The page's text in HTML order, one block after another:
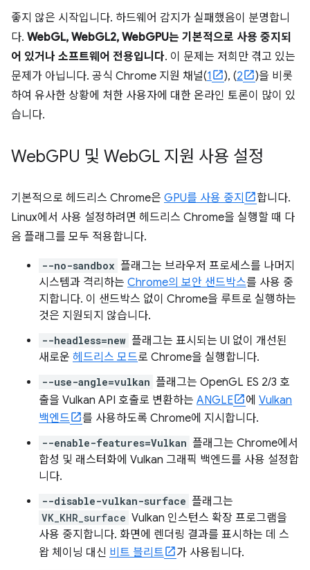
좋지 않은 시작입니다. 하드웨어 감지가 실패했음이 분명합니
다. WebGL, WebGL2, WebGPU는 기본적으로 사용 중지되
어 있거나 소프트웨어 전용입니다. 이 문제는 저희만 겪고 있는
문제가 아닙니다. 공식 Chrome 지원 채널(1 ), (2
)을 비롯
하여 유사한 상황에 처한 사용자에 대한 온라인 토론이 많이 있
습니다.
WebGPU 및 WebGL 지원 사용 설정
기본적으로 헤드리스 Chrome은 GPU를 사용 중지
합니다.
Linux에서 사용 설정하려면 헤드리스 Chrome을 실행할 때 다
음 플래그를 모두 적용합니다.
--no-sandbox 플래그는 브라우저 프로세스를 나머지
시스템과 격리하는 Chrome의 보안 샌드박스를 사용 중
지합니다. 이 샌드박스 없이 Chrome을 루트로 실행하는
것은 지원되지 않습니다.
--headless=new 플래그는 표시되는 UI 없이 개선된
새로운 헤드리스 모드로 Chrome을 실행합니다.
--use-angle=vulkan 플래그는 OpenGL ES 2/3 호
출을 Vulkan API 호출로 변환하는 ANGLE 에 Vulkan
백엔드
를 사용하도록 Chrome에 지시합니다.
--enable-features=Vulkan 플래그는 Chrome에서
합성 및 래스터화에 Vulkan 그래픽 백엔드를 사용 설정합
니다.
--disable-vulkan-surface 플래그는
VK_KHR_surface Vulkan 인스턴스 확장 프로그램을
사용 중지합니다. 화면에 렌더링 결과를 표시하는 데 스
왑 체이닝 대신 비트 블리트 가 사용됩니다.